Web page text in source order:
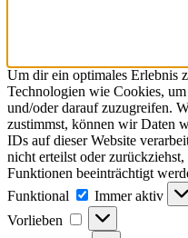
Um dir ein optimales Erlebnis
Technologien wie Cookies,
und/oder darauf zuzugreifen.
zustimmst, können wir Daten
IDs auf dieser Website
nicht erteilst oder
Funktionen beeinträchtigt
Funktional
Immer aktiv
Vorlieben